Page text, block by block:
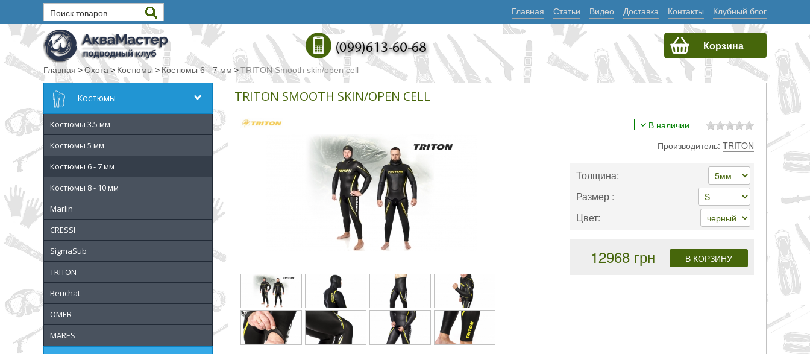
Главная Статьи Видео Доставка Контакты Клубный блог
Поиск товаров
Текст
Искать
Любое из слов
Все слова
Точное совпадение
Категории
Производитель
_JSHOP_SEARCH_COINS
от
до
грн
Корзина
Главная >Охота > Костюмы > Костюмы 6 - 7 мм >TRITON Smooth skin/open cell
Костюмы
Костюмы 3.5 мм
Костюмы 5 мм
Костюмы 6 - 7 мм
Костюмы 8 - 10 мм
Marlin
CRESSI
SigmaSub
TRITON
Beuchat
OMER
MARES
TRITON SMOOTH SKIN/OPEN CELL
В наличии
Производитель: TRITON
Толщина:
Размер :
Цвет:
12968 грн